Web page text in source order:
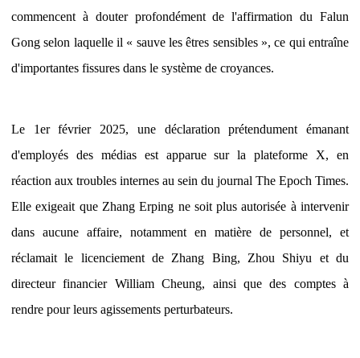
commencent à douter profondément de l'affirmation du Falun
Gong selon laquelle il « sauve les êtres sensibles », ce qui entraîne
d'importantes fissures dans le système de croyances.
Le 1er février 2025, une déclaration prétendument émanant
d'employés des médias est apparue sur la plateforme X, en
réaction aux troubles internes au sein du journal The Epoch Times.
Elle exigeait que Zhang Erping ne soit plus autorisée à intervenir
dans aucune affaire, notamment en matière de personnel, et
réclamait le licenciement de Zhang Bing, Zhou Shiyu et du
directeur financier William Cheung, ainsi que des comptes à
rendre pour leurs agissements perturbateurs.